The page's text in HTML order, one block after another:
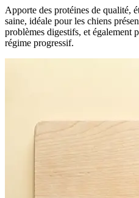
Apporte des protéines de qualité,
saine, idéale pour les chiens
problèmes digestifs, et également
régime progressif.